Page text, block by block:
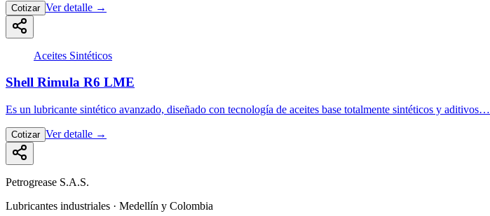
Cotizar Ver detalle →
Aceites Sintéticos
Shell Rimula R6 LME
Es un lubricante sintético avanzado, diseñado con tecnología de aceites base totalmente sintéticos y aditivos…
Cotizar Ver detalle →
Petrogrease S.A.S.
Lubricantes industriales · Medellín y Colombia